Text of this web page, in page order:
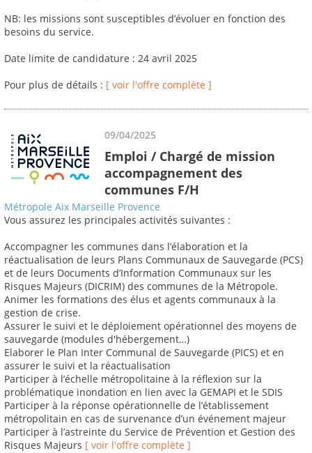
NB: les missions sont susceptibles d’évoluer en fonction des
besoins du service.
Date limite de candidature : 24 avril 2025
Pour plus de détails : [ voir l'offre complète ]
09/04/2025
Emploi / Chargé de mission
accompagnement des
communes F/H
Métropole Aix Marseille Provence
Vous assurez les principales activités suivantes :
Accompagner les communes dans l’élaboration et la
réactualisation de leurs Plans Communaux de Sauvegarde (PCS)
et de leurs Documents d’Information Communaux sur les
Risques Majeurs (DICRIM) des communes de la Métropole.
Animer les formations des élus et agents communaux à la
gestion de crise.
Assurer le suivi et le déploiement opérationnel des moyens de
sauvegarde (modules d'hébergement…)
Elaborer le Plan Inter Communal de Sauvegarde (PICS) et en
assurer le suivi et la réactualisation
Participer à l’échelle métropolitaine à la réflexion sur la
problématique inondation en lien avec la GEMAPI et le SDIS
Participer à la réponse opérationnelle de l’établissement
métropolitain en cas de survenance d’un événement majeur
Participer à l’astreinte du Service de Prévention et Gestion des
Risques Majeurs [ voir l'offre complète ]